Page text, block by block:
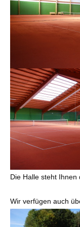
Die Halle steht Ihnen
Wir verfügen auch